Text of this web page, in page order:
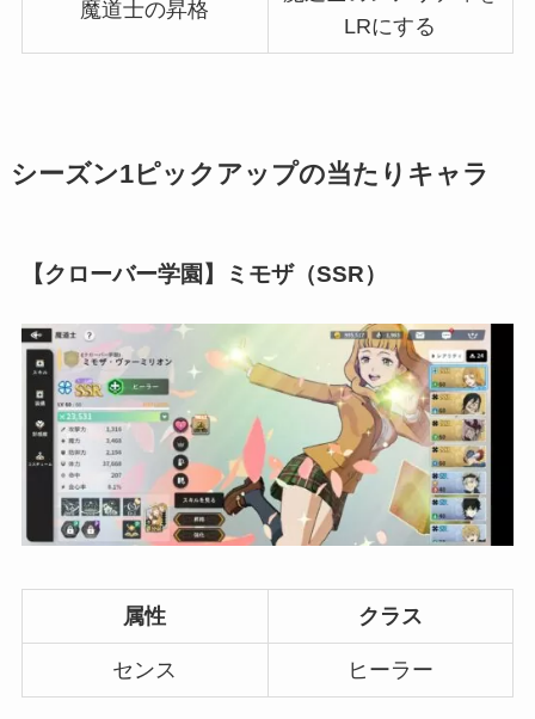
魔道士の昇格
LRにする
シーズン1ピックアップの当たりキャラ
【クローバー学園】ミモザ（SSR）
属性 クラス
センス ヒーラー